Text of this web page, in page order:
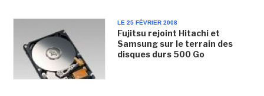
LE 25 FÉVRIER 2008
Fujitsu rejoint Hitachi et
Samsung sur le terrain des
disques durs 500 Go